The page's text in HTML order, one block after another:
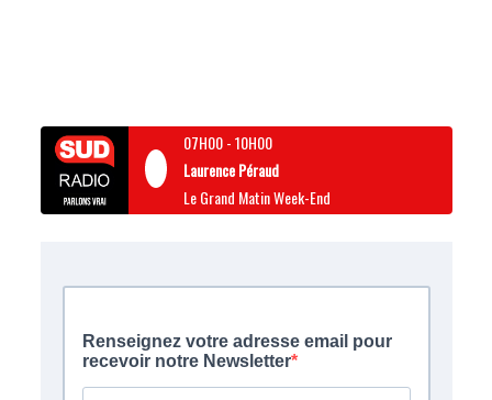
07H00-10H00
Laurence Péraud
Le Grand Matin Week-End